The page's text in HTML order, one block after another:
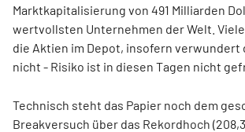
Marktkapitalisierung von 491 Milliarden
wertvollsten Unternehmen der Welt.
die Aktien im Depot, insofern verwundert
nicht - Risiko ist in diesen Tagen nicht
Technisch steht das Papier noch dem
Breakversuch über das Rekordhoch